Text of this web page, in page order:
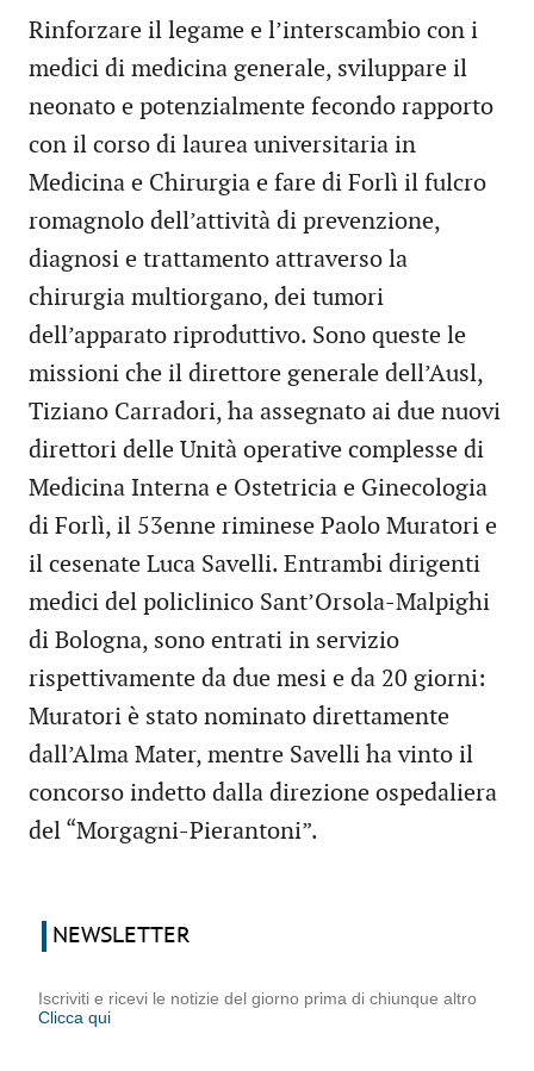
Rinforzare il legame e l’interscambio con i
medici di medicina generale, sviluppare il
neonato e potenzialmente fecondo rapporto
con il corso di laurea universitaria in
Medicina e Chirurgia e fare di Forlì il fulcro
romagnolo dell’attività di prevenzione,
diagnosi e trattamento attraverso la
chirurgia multiorgano, dei tumori
dell’apparato riproduttivo. Sono queste le
missioni che il direttore generale dell’Ausl,
Tiziano Carradori, ha assegnato ai due nuovi
direttori delle Unità operative complesse di
Medicina Interna e Ostetricia e Ginecologia
di Forlì, il 53enne riminese Paolo Muratori e
il cesenate Luca Savelli. Entrambi dirigenti
medici del policlinico Sant’Orsola-Malpighi
di Bologna, sono entrati in servizio
rispettivamente da due mesi e da 20 giorni:
Muratori è stato nominato direttamente
dall’Alma Mater, mentre Savelli ha vinto il
concorso indetto dalla direzione ospedaliera
del “Morgagni-Pierantoni”.
NEWSLETTER
Iscriviti e ricevi le notizie del giorno prima di chiunque altro
Clicca qui